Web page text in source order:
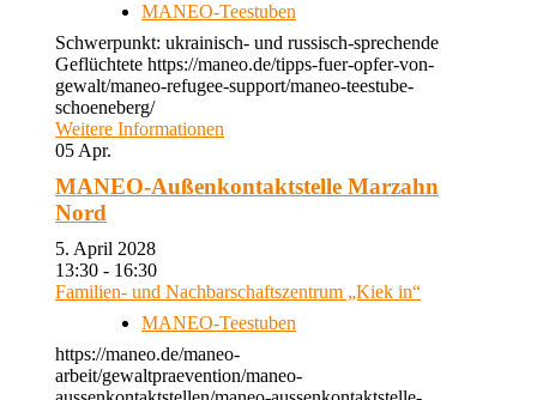
MANEO-Teestuben
Schwerpunkt: ukrainisch- und russisch-sprechende
Geflüchtete https://maneo.de/tipps-fuer-opfer-von-
gewalt/maneo-refugee-support/maneo-teestube-
schoeneberg/
Weitere Informationen
05 Apr.
MANEO-Außenkontaktstelle Marzahn
Nord
5. April 2028
13:30 - 16:30
Familien- und Nachbarschaftszentrum „Kiek in“
MANEO-Teestuben
https://maneo.de/maneo-
arbeit/gewaltpraevention/maneo-